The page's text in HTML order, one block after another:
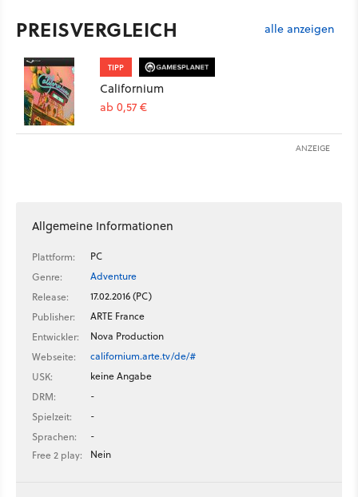
PREISVERGLEICH alle anzeigen
TIPP
Californium
ab 0,57 €
ANZEIGE
Allgemeine Informationen
Plattform:
PC
Genre:
Adventure
Release:
17.02.2016 (PC)
Publisher:
ARTE France
Entwickler:
Nova Production
Webseite:
californium.arte.tv/de/#
USK:
keine Angabe
DRM:
-
Spielzeit:
-
Sprachen:
-
Free 2 play:
Nein